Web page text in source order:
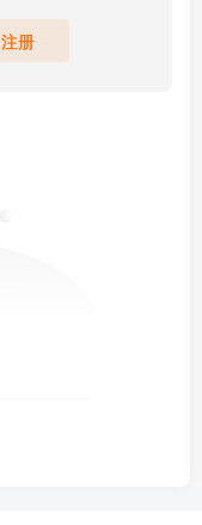
注册